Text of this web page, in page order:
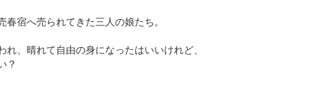
宿へ売られてきた三人の娘たち。
れ、晴れて自由の身になったはいいけれど、
？